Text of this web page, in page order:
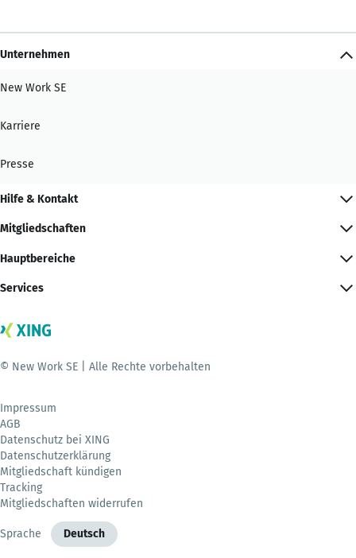
Unternehmen
New Work SE
Karriere
Presse
Hilfe & Kontakt
Mitgliedschaften
Hauptbereiche
Services
© New Work SE | Alle Rechte vorbehalten
Impressum
AGB
Datenschutz bei XING
Datenschutzerklärung
Mitgliedschaft kündigen
Tracking
Mitgliedschaften widerrufen
Sprache Deutsch